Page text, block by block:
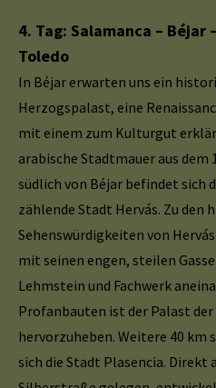
4. Tag: Salamanca – Béjar
Toledo
In Béjar erwarten uns ein
Herzogspalast, eine
mit einem zum Kulturgut
arabische Stadtmauer aus dem
südlich von Béjar befindet sich
zählende Stadt Hervás. Zu den
Sehenswürdigkeiten von
mit seinen engen, steilen
Lehmstein und Fachwerk
Profanbauten ist der Palast der
hervorzuheben. Weitere 40 km
sich die Stadt Plasencia. Direkt